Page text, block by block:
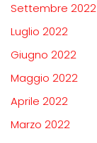
Settembre 2022
Luglio 2022
Giugno 2022
Maggio 2022
Aprile 2022
Marzo 2022